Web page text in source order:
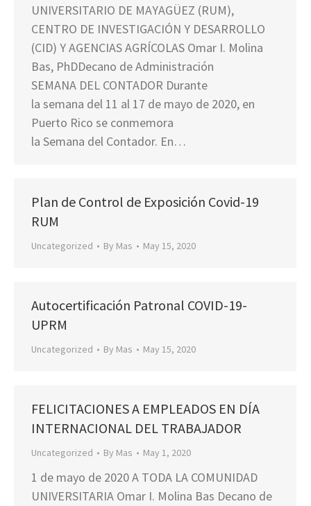
UNIVERSITARIO DE MAYAGÜEZ (RUM),
CENTRO DE INVESTIGACIÓN Y DESARROLLO
(CID) Y AGENCIAS AGRÍCOLAS Omar I. Molina
Bas, PhDDecano de Administración
SEMANA DEL CONTADOR Durante
la semana del 11 al 17 de mayo de 2020, en
Puerto Rico se conmemora
la Semana del Contador. En…
Plan de Control de Exposición Covid-19
RUM
Uncategorized By Mas May 15, 2020
Autocertificación Patronal COVID-19-
UPRM
Uncategorized By Mas May 15, 2020
FELICITACIONES A EMPLEADOS EN DÍA
INTERNACIONAL DEL TRABAJADOR
Uncategorized By Mas May 1, 2020
1 de mayo de 2020 A TODA LA COMUNIDAD
UNIVERSITARIA Omar I. Molina Bas Decano de